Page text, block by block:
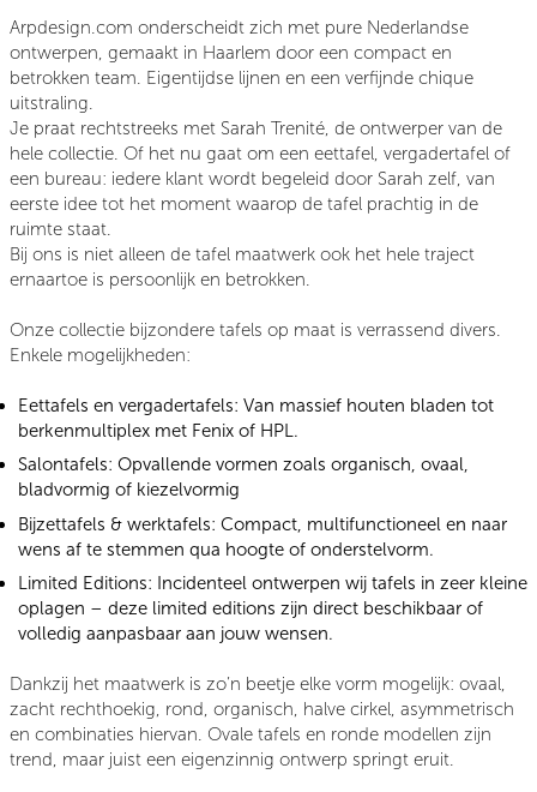
Arpdesign.com onderscheidt zich met pure Nederlandse
ontwerpen, gemaakt in Haarlem door een compact en
betrokken team. Eigentijdse lijnen en een verfijnde chique
uitstraling.
Je praat rechtstreeks met Sarah Trenité, de ontwerper van de
hele collectie. Of het nu gaat om een eettafel, vergadertafel of
een bureau: iedere klant wordt begeleid door Sarah zelf, van
eerste idee tot het moment waarop de tafel prachtig in de
ruimte staat.
Bij ons is niet alleen de tafel maatwerk ook het hele traject
ernaartoe is persoonlijk en betrokken.
Onze collectie bijzondere tafels op maat is verrassend divers.
Enkele mogelijkheden:
Eettafels en vergadertafels: Van massief houten bladen tot
berkenmultiplex met Fenix of HPL.
Salontafels: Opvallende vormen zoals organisch, ovaal,
bladvormig of kiezelvormig
Bijzettafels & werktafels: Compact, multifunctioneel en naar
wens af te stemmen qua hoogte of onderstelvorm.
Limited Editions: Incidenteel ontwerpen wij tafels in zeer kleine
oplagen – deze limited editions zijn direct beschikbaar of
volledig aanpasbaar aan jouw wensen.
Dankzij het maatwerk is zo’n beetje elke vorm mogelijk: ovaal,
zacht rechthoekig, rond, organisch, halve cirkel, asymmetrisch
en combinaties hiervan. Ovale tafels en ronde modellen zijn
trend, maar juist een eigenzinnig ontwerp springt eruit.